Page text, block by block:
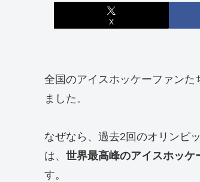
X
全国のアイスホッケーファン
ました。
なぜなら、過去2回のオリンピ
は、 世界最高峰のアイスホッ
す。